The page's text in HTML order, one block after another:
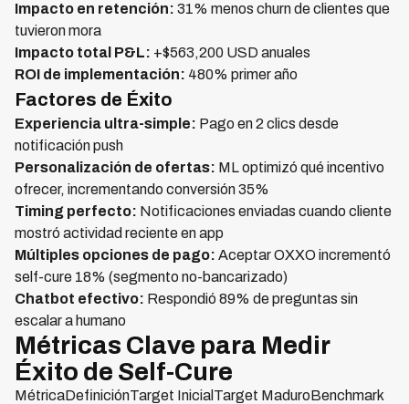
Impacto en retención: 31% menos churn de clientes que
tuvieron mora
Impacto total P&L: +$563,200 USD anuales
ROI de implementación: 480% primer año
Factores de Éxito
Experiencia ultra-simple: Pago en 2 clics desde
notificación push
Personalización de ofertas: ML optimizó qué incentivo
ofrecer, incrementando conversión 35%
Timing perfecto: Notificaciones enviadas cuando cliente
mostró actividad reciente en app
Múltiples opciones de pago: Aceptar OXXO incrementó
self-cure 18% (segmento no-bancarizado)
Chatbot efectivo: Respondió 89% de preguntas sin
escalar a humano
Métricas Clave para Medir
Éxito de Self-Cure
MétricaDefiniciónTarget InicialTarget MaduroBenchmark